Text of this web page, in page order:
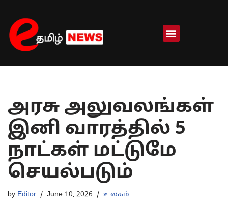
Skip
to
content
அரசு அலுவலங்கள்
இனி வாரத்தில் 5
நாட்கள் மட்டுமே
செயல்படும்
by Editor June 10, 2026 உலகம்